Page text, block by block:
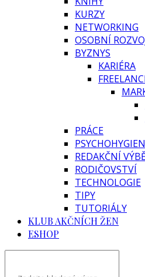
KURZY
NETWORKING
OSOBNÍ
BYZNYS
KARIÉRA
PRÁCE
REDAKČNÍ
RODIČOVSTVÍ
TECHNOLOGIE
TIPY
TUTORIÁLY
KLUB AKČNÍCH ŽEN
ESHOP